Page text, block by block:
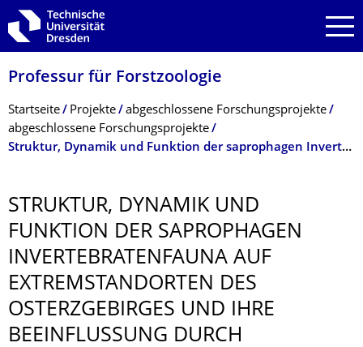
Zur Hauptnavigation springen
Zur Suche springen
Zum Inhalt springen
Professur für Forstzoologie
Breadcrumb-Menü
Startseite Projekte
abgeschlossene Forschungsprojekte
abgeschlossene Forschungsprojekte
Struktur, Dynamik und Funktion der saprophagen Invertebratenfauna auf Extremstandorten des Osterzgebirges und ihre Beeinflussung durch waldbauliche Maßnahmen
STRUKTUR, DYNAMIK UND
FUNKTION DER SAPROPHAGEN
INVERTEBRATEN­FAUNA AUF
EXTREMSTAND­ORTEN DES
OSTERZGEBIRGES UND IHRE
BEEINFLUSSUNG DURCH